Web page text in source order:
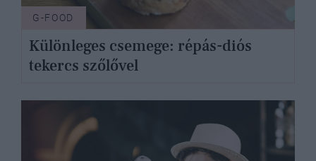
G-FOOD
Különleges csemege: répás-diós
tekercs szőlővel